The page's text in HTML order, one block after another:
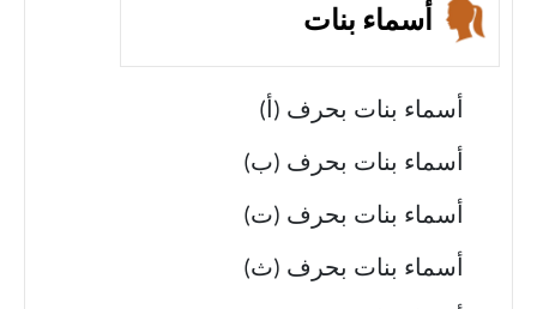
أسماء بنات
أسماء بنات بحرف (أ)
أسماء بنات بحرف (ب)
أسماء بنات بحرف (ت)
أسماء بنات بحرف (ث)